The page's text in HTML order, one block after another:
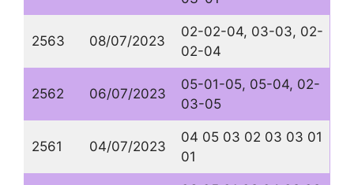
2563 08/07/2023
02-02-04, 03-03, 02-
02-04
2562 06/07/2023
05-01-05, 05-04, 02-
03-05
2561 04/07/2023
04 05 03 02 03 03 01
01